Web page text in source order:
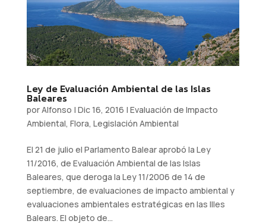
Ley de Evaluación Ambiental de las Islas
Baleares
por Alfonso | Dic 16, 2016 | Evaluación de Impacto
Ambiental, Flora, Legislación Ambiental
El 21 de julio el Parlamento Balear aprobó la Ley
11/2016, de Evaluación Ambiental de las Islas
Baleares, que deroga la Ley 11/2006 de 14 de
septiembre, de evaluaciones de impacto ambiental y
evaluaciones ambientales estratégicas en las Illes
Balears. El objeto de...